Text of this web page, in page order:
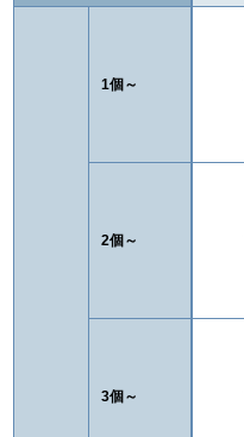
1個～
2個～
3個～